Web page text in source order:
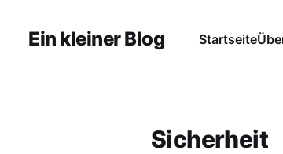
Ein kleiner Blog Startseite
Sicherheit